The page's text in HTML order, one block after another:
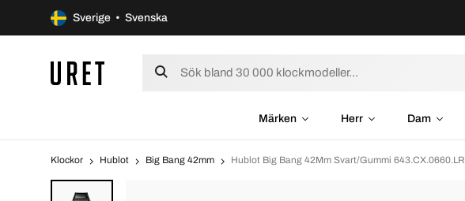
Sverige • Svenska
Märken Herr Dam
Klockor Hublot Big Bang 42mm Hublot Big Bang 42Mm Svart/Gummi 643.CX.0660.LR